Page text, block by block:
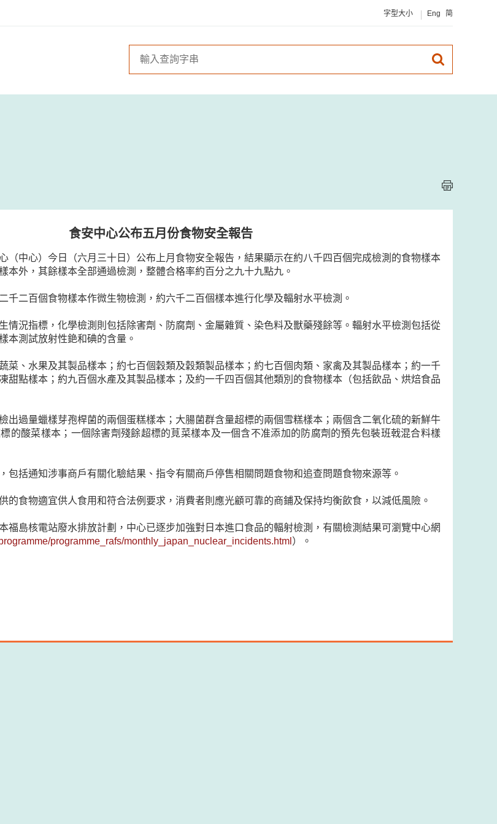
字型大小 Eng 简
食安中心公布五月份食物安全報告
（中心）今日（六月三十日）公布上月食物安全報告，結果顯示在約八千四百個完成檢測的食物樣本
本外，其餘樣本全部通過檢測，整體合格率約百分之九十九點九。
千二百個食物樣本作微生物檢測，約六千二百個樣本進行化學及輻射水平檢測。
情況指標，化學檢測則包括除害劑、防腐劑、金屬雜質、染色料及獸藥殘餘等。輻射水平檢測包括從
本測試放射性銫和碘的含量。
菜、水果及其製品樣本；約七百個穀類及穀類製品樣本；約七百個肉類、家禽及其製品樣本；約一千
甜點樣本；約九百個水產及其製品樣本；及約一千四百個其他類別的食物樣本（包括飲品、烘焙食品
出過量蠟樣芽孢桿菌的兩個蛋糕樣本；大腸菌群含量超標的兩個雪糕樣本；兩個含二氧化硫的新鮮牛
的酸菜樣本；一個除害劑殘餘超標的莧菜樣本及一個含不准添加的防腐劑的預先包裝班戟混合料樣
包括通知涉事商戶有關化驗結果、指令有關商戶停售相關問題食物和追查問題食物來源等。
的食物適宜供人食用和符合法例要求，消費者則應光顧可靠的商鋪及保持均衡飲食，以減低風險。
福島核電站廢水排放計劃，中心已逐步加強對日本進口食品的輻射檢測，有關檢測結果可瀏覽中心網
programme_rafs/monthly_japan_nuclear_incidents.html ）。